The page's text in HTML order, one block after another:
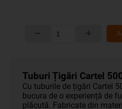
Tuburi Țigări Cartel
Cu tuburile de țigări Cartel
bucura de o experiență de
plăcută. Fabricate din